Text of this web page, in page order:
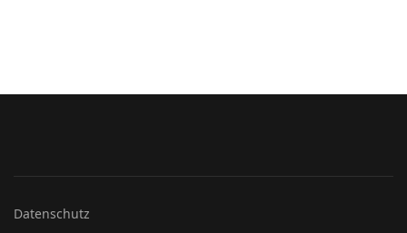
Datenschutz